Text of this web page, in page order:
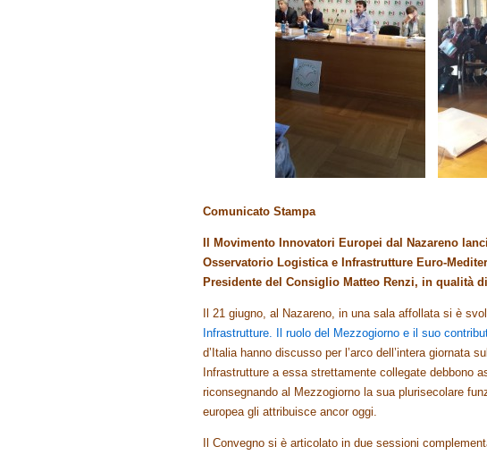
Comunicato Stampa
Il Movimento Innovatori Europei dal Nazareno
Osservatorio Logistica e Infrastrutture Euro-
Presidente del Consiglio Matteo Renzi, in qualità
Il 21 giugno, al Nazareno, in una sala affollata si è
Infrastrutture. Il ruolo del Mezzogiorno e il suo
d’Italia hanno discusso per l’arco dell’intera giornata
Infrastrutture a essa strettamente collegate debbono
riconsegnando al Mezzogiorno la sua plurisecolare
europea gli attribuisce ancor oggi.
Il Convegno si è articolato in due sessioni